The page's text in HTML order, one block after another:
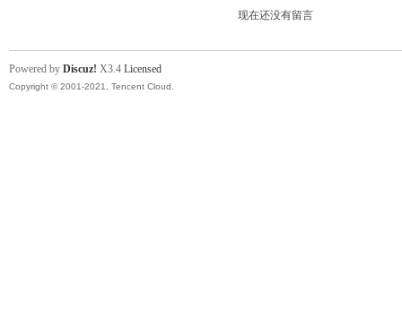
现在还没有留言
Powered by Discuz! X3.4 Licensed
Copyright © 2001-2021, Tencent Cloud.